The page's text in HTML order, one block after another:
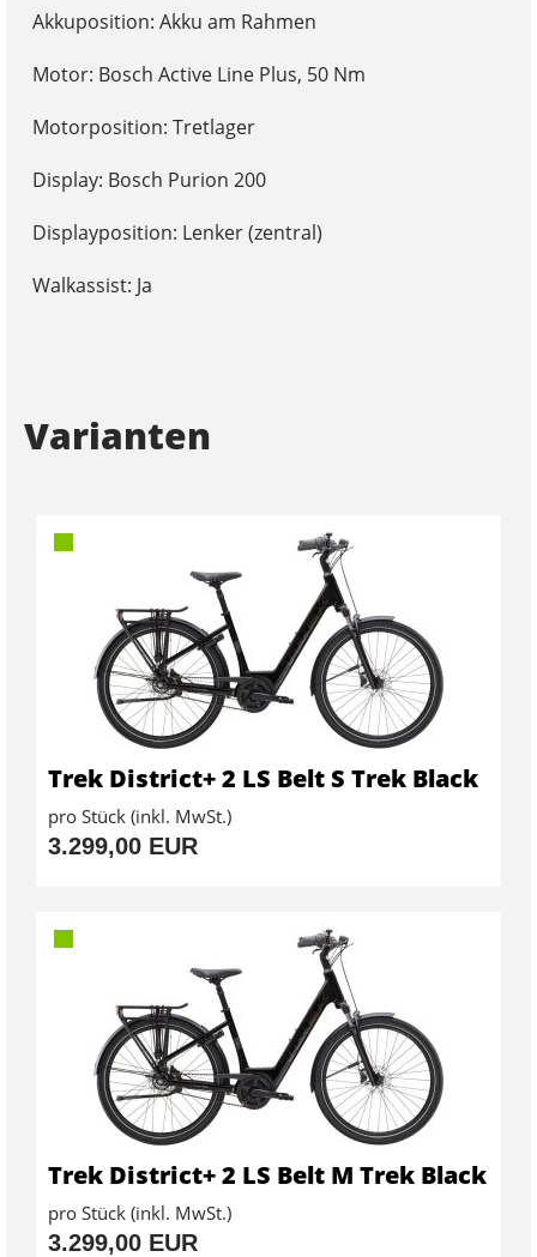
Akkuposition: Akku am Rahmen
Motor: Bosch Active Line Plus, 50 Nm
Motorposition: Tretlager
Display: Bosch Purion 200
Displayposition: Lenker (zentral)
Walkassist: Ja
Varianten
Trek District+ 2 LS Belt S Trek Black
pro Stück (inkl. MwSt.)
3.299,00 EUR
Trek District+ 2 LS Belt M Trek Black
pro Stück (inkl. MwSt.)
3.299,00 EUR